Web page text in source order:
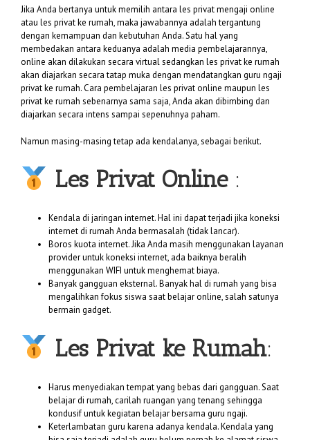
Jika Anda bertanya untuk memilih antara les privat mengaji online
atau les privat ke rumah, maka jawabannya adalah tergantung
dengan kemampuan dan kebutuhan Anda. Satu hal yang
membedakan antara keduanya adalah media pembelajarannya,
online akan dilakukan secara virtual sedangkan les privat ke rumah
akan diajarkan secara tatap muka dengan mendatangkan guru ngaji
privat ke rumah. Cara pembelajaran les privat online maupun les
privat ke rumah sebenarnya sama saja, Anda akan dibimbing dan
diajarkan secara intens sampai sepenuhnya paham.
Namun masing-masing tetap ada kendalanya, sebagai berikut.
Les Privat Online:
Kendala di jaringan internet. Hal ini dapat terjadi jika koneksi
internet di rumah Anda bermasalah (tidak lancar).
Boros kuota internet. Jika Anda masih menggunakan layanan
provider untuk koneksi internet, ada baiknya beralih
menggunakan WIFI untuk menghemat biaya.
Banyak gangguan eksternal. Banyak hal di rumah yang bisa
mengalihkan fokus siswa saat belajar online, salah satunya
bermain gadget.
Les Privat ke Rumah:
Harus menyediakan tempat yang bebas dari gangguan. Saat
belajar di rumah, carilah ruangan yang tenang sehingga
kondusif untuk kegiatan belajar bersama guru ngaji.
Keterlambatan guru karena adanya kendala. Kendala yang